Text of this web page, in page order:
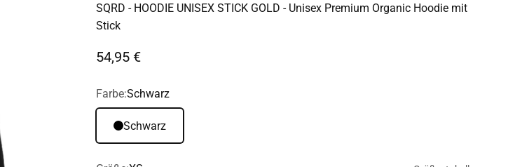
SQRD - HOODIE UNISEX STICK GOLD - Unisex Premium Organic Hoodie mit
Stick
Angebot
54,95 €
Farbe:Schwarz
Schwarz